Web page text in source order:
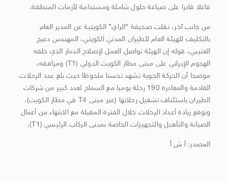
فاعلا قادرا على صياغة حلول شاملة ومستدامة لأزمات المنطقة.
من جانب آخر، نقلت صحيفة “الراي” الكويتية عن المدير العام
بالتكليف للهيئة العام للطيران المدني الكويتي، المهندس دعيج
العتيبي، قوله إن الهيئة تواصل العمل لإصلاح الدمار الذي خلفه
الهجوم الإيراني على مبنى مطار الكويت الدولي (T1) ومرافقه،
موضحا أن الحركة الجوية تشهد تحسنا ملحوظا حيث بلغ عدد الرحلات
القادمة والمغادرة 190 رحلة يوميا مع السماح لعدد كبير من شركات
الطيران باستئناف تشغيل رحلاتها (عبر مبنى T4 في مطار الكويت).
وتوقع زيادة أعداد الرحلات خلال الفترة المقبلة مع الانتهاء من أعمال
الصيانة والتأهيل والتجهيزات الخاصة بمبنى الركاب الرئيسي (T1).
المصدر: أ ش أ